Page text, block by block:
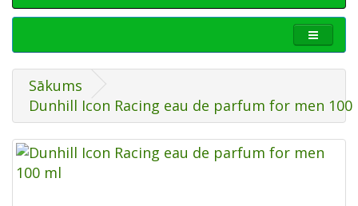
Sākums
Dunhill Icon Racing eau de parfum for men 100